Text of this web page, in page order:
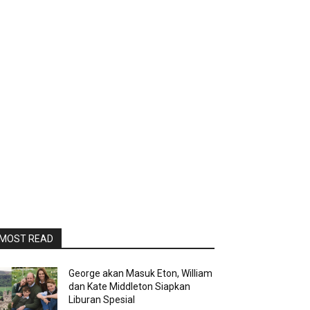
READ
George akan Masuk Eton, William
dan Kate Middleton Siapkan
Liburan Spesial